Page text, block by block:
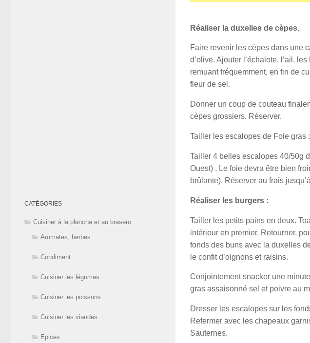
Réaliser la duxelles de cèpes.
Faire revenir les cèpes dans une
d’olive. Ajouter l’échalote, l’ail,
remuant fréquemment, en fin de
fleur de sel.
Donner un coup de couteau
cèpes grossiers. Réserver.
Tailler les escalopes de Foie gras :
Tailler 4 belles escalopes 40/50g
Ouest) , Le foie devra être bien
brûlante). Réserver au frais
Réaliser les burgers :
Tailler les petits pains en deux.
intérieur en premier. Retourner,
fonds des buns avec la duxelles
le confit d’oignons et raisins.
Conjointement snacker une
gras assaisonné sel et poivre au
Dresser les escalopes sur les
Refermer avec les chapeaux
Sauternes.
CATÉGORIES
Cuisiner à la plancha et au brasero
Aromates, herbes
Condiment
Cuisiner les légumes
Cuisiner les poissons
Cuisiner les viandes
Epices